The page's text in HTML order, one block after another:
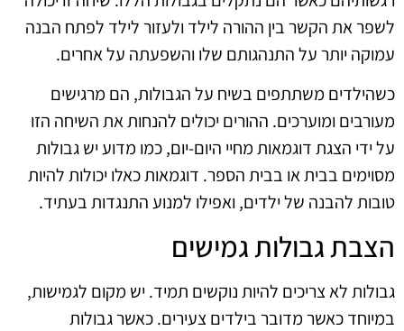
לשפר את הקשר בין ההורה לילד ולעזור לילד לפתח הבנה
עמוקה יותר על התנהגותם שלו והשפעתה על אחרים.
כשהילדים משתתפים בשיח על הגבולות, הם מרגישים
מעורבים ומוערכים. ההורים יכולים להנחות את השיחה הזו
על ידי הצגת דוגמאות מחיי היום-יום, כמו מדוע יש גבולות
מסוימים בבית או בבית הספר. דוגמאות כאלו יכולות להיות
טובות להבנה של ילדים, ואפילו למנוע התנגדות בעתיד.
הצבת גבולות גמישים
גבולות לא צריכים להיות נוקשים תמיד. יש מקום לגמישות,
במיוחד כאשר מדובר בילדים צעירים. כאשר גבולות